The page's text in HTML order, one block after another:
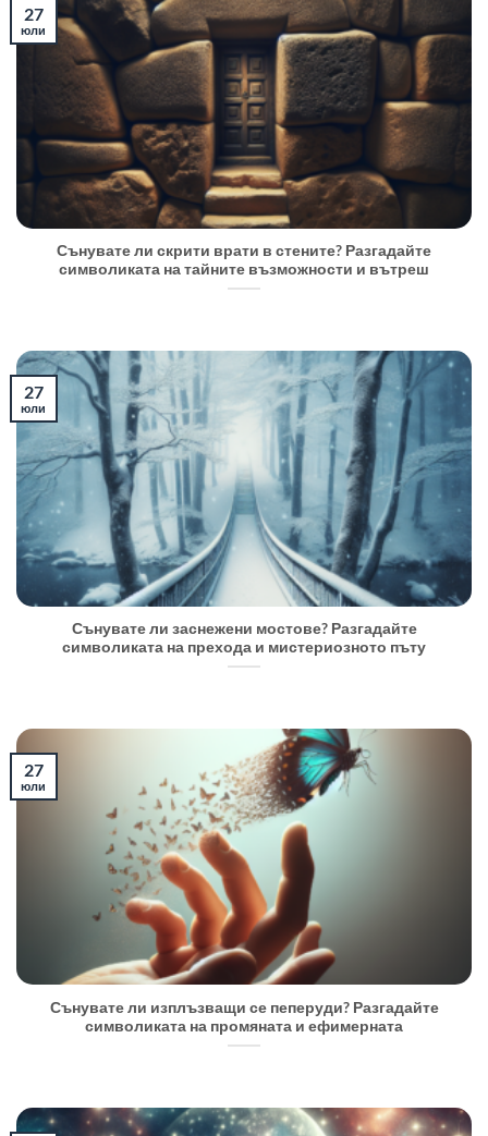
Сънувате ли скрити врати в стените? Разгадайте
символиката на тайните възможности и вътреш
27
юли
Сънувате ли заснежени мостове? Разгадайте
символиката на прехода и мистериозното пъту
27
юли
Сънувате ли изплъзващи се пеперуди? Разгадайте
символиката на промяната и ефимерната
27
юли